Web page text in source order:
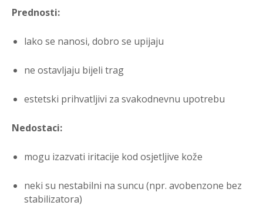
Prednosti:
lako se nanosi, dobro se upijaju
ne ostavljaju bijeli trag
estetski prihvatljivi za svakodnevnu upotrebu
Nedostaci:
mogu izazvati iritacije kod osjetljive kože
neki su nestabilni na suncu (npr. avobenzone bez
stabilizatora)